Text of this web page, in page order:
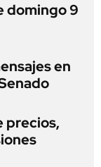
domingo 9
en
precios,